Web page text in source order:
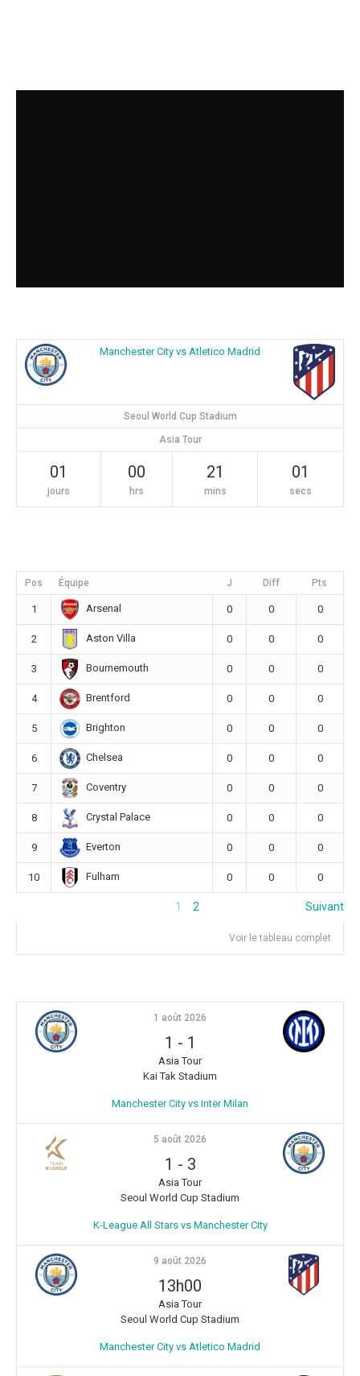
Manchester City vs Atletico Madrid
Seoul World Cup Stadium
Asia Tour
01
jours
00
hrs
21
mins
01
secs
Pos Équipe J Diff Pts
1 Arsenal 0 0 0
2 Aston Villa 0 0 0
3 Bournemouth 0 0 0
4 Brentford 0 0 0
5 Brighton 0 0 0
6 Chelsea 0 0 0
7 Coventry 0 0 0
8 Crystal Palace 0 0 0
9 Everton 0 0 0
10 Fulham 0 0 0
1 2 Suivant
Voir le tableau complet
1 août 2026
1 - 1
Asia Tour
Kai Tak Stadium
Manchester City vs Inter Milan
5 août 2026
1 - 3
Asia Tour
Seoul World Cup Stadium
K-League All Stars vs Manchester City
9 août 2026
13h00
Asia Tour
Seoul World Cup Stadium
Manchester City vs Atletico Madrid